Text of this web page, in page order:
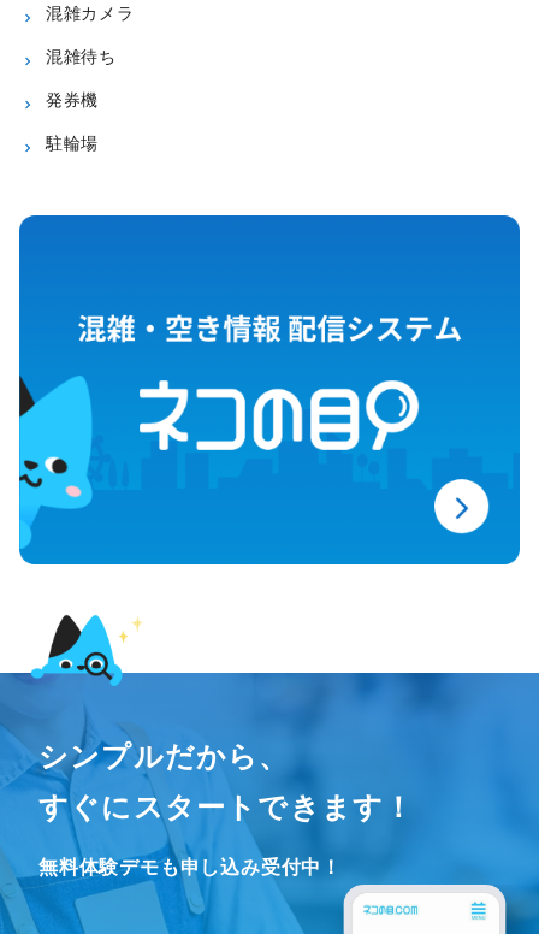
混雑カメラ
混雑待ち
発券機
駐輪場
シンプルだから、
すぐにスタートできます！
無料体験デモも申し込み受付中！